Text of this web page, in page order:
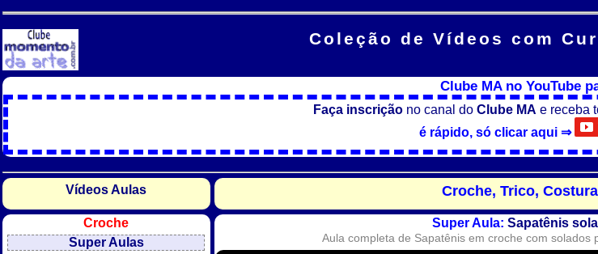
Coleção de Vídeos com
Clube MA no YouTube
Faça inscrição no canal doClube MA e receba
é rápido, só clicar aqui ⇒
Vídeos Aulas
Croche
Super Aulas
Croche, Trico,
Super Aula:Sapatênis
Aula completa de Sapatênis em croche com solados